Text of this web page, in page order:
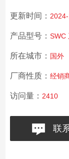
更新时间：
产品型号： SWC
所在城市： 国外
厂商性质： 经销
访问量： 2410
联